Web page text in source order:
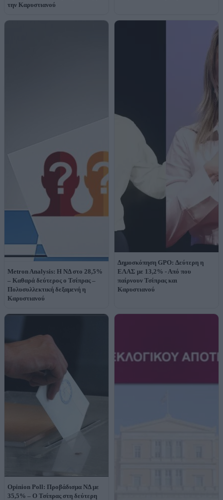
την Καρυστιανού
Metron Analysis: Η ΝΔ στο 28,5%
– Καθαρά δεύτερος ο Τσίπρας –
Πολυσυλλεκτική δεξαμενή η
Καρυστιανού
Δημοσκόπηση GPO: Δεύτερη η
ΕΛΑΣ με 13,2% - Από που
παίρνουν Τσίπρας και
Καρυστιανού
Opinion Poll: Προβάδισμα ΝΔ με
35,5% – Ο Τσίπρας στη δεύτερη